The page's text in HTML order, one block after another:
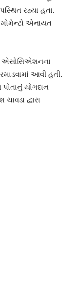
રહ્યા હતા.
એનાયત
એસોસિએશનના
આવી હતી.
યોગદાન
દ્વારા